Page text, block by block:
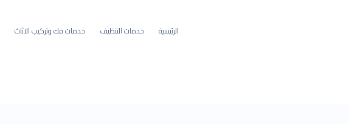
الرئيسية خدمات التنظيف خدمات فك وتركيب الاثاث